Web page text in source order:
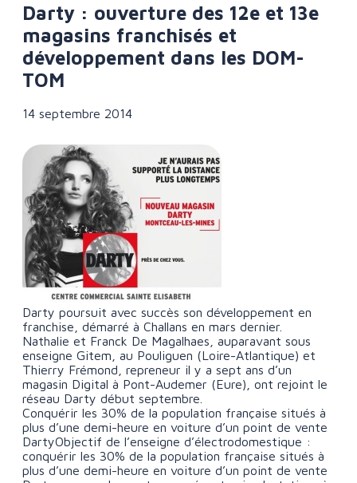
Darty : ouverture des 12e et 13e
magasins franchisés et
développement dans les DOM-
TOM
14 septembre 2014
Darty poursuit avec succès son développement en
franchise, démarré à Challans en mars dernier.
Nathalie et Franck De Magalhaes, auparavant sous
enseigne Gitem, au Pouliguen (Loire-Atlantique) et
Thierry Frémond, repreneur il y a sept ans d’un
magasin Digital à Pont-Audemer (Eure), ont rejoint le
réseau Darty début septembre.
Conquérir les 30% de la population française situés à
plus d’une demi-heure en voiture d’un point de vente
DartyObjectif de l’enseigne d’électrodomestique :
conquérir les 30% de la population française situés à
plus d’une demi-heure en voiture d’un point de vente